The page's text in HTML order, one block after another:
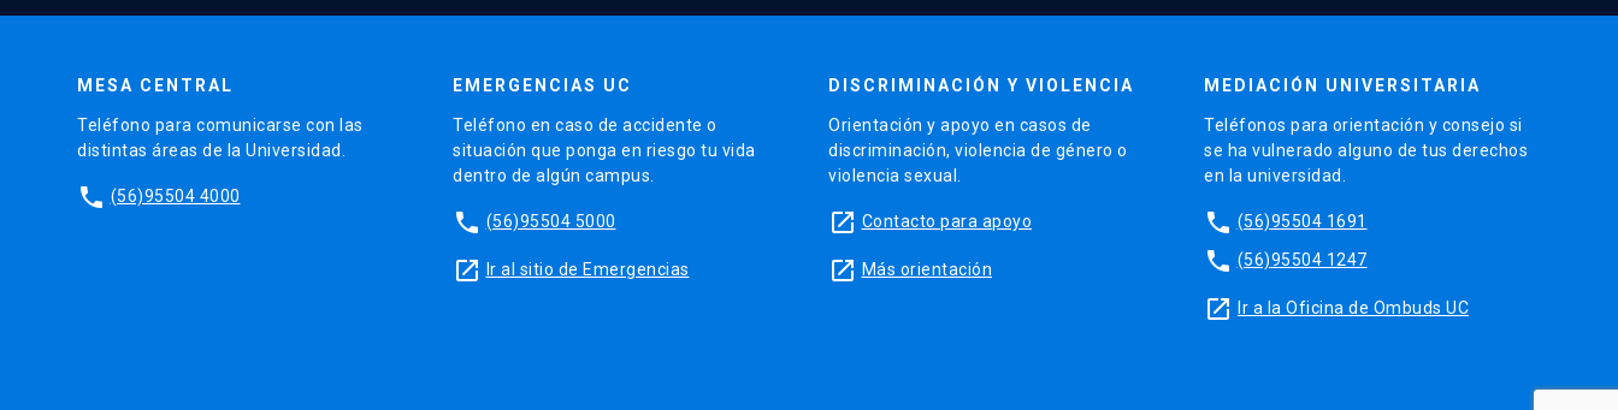
MESA CENTRAL
Teléfono para comunicarse con las
distintas áreas de la Universidad.
phone (56)95504 4000
EMERGENCIAS UC
Teléfono en caso de accidente o
situación que ponga en riesgo tu vida
dentro de algún campus.
phone (56)95504 5000
launch Ir al sitio de Emergencias
DISCRIMINACIÓN Y VIOLENCIA
Orientación y apoyo en casos de
discriminación, violencia de género o
violencia sexual.
launch Contacto para apoyo
launch Más orientación
MEDIACIÓN UNIVERSITARIA
Teléfonos para orientación y consejo si
se ha vulnerado alguno de tus derechos
en la universidad.
phone (56)95504 1691
phone (56)95504 1247
launch Ir a la Oficina de Ombuds UC